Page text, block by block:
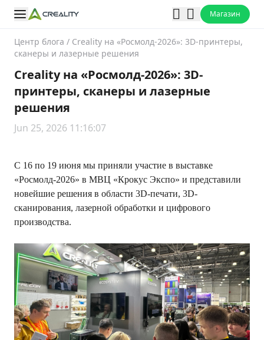
Магазин
Центр блога / Creality на «Росмолд-2026»: 3D-принтеры,
сканеры и лазерные решения
Creality на «Росмолд-2026»: 3D-
принтеры, сканеры и лазерные
решения
Jun 25, 2026 11:16:07
С 16 по 19 июня мы приняли участие в выставке
«Росмолд-2026» в МВЦ «Крокус Экспо» и представили
новейшие решения в области 3D-печати, 3D-
сканирования, лазерной обработки и цифрового
производства.